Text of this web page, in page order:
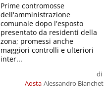
Aosta
di
Alessandro Bianchet
Prime contromosse
dell'amministrazione
comunale dopo l'esposto
presentato da residenti della
zona; promessi anche
maggiori controlli e ulteriori
inter...